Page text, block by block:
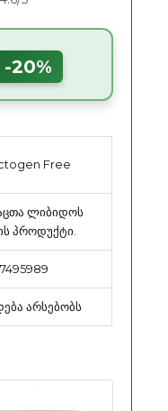
-20%
Free
ლიბიდოს
პროდუქტი.
7495989
არსებობს